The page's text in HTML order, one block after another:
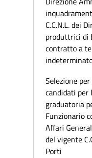
C.C.N.L. dei
produttrici di
contratto a
Selezione
candidati per
graduatoria
Funzionario
Affari
del vigente
Porti